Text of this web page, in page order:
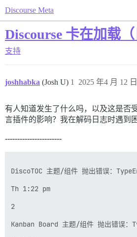
Discourse Meta
Discourse 卡在加载（
支持
joshhabka (Josh U) 2025 年4 月 12
1
有人知道发生了什么吗，以及这是否
言插件的影响？我在解码日志时遇到困
-----------------------
DiscoTOC 主题/组件 抛出错误：
Th 1:22 pm
2
Kanban Board 主题/组件 抛出错误